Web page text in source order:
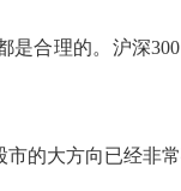
合理的。沪深
大方向已经非常